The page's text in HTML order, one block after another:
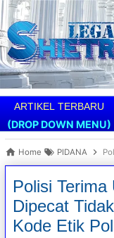
(DROP DOWN MENU)
Home PIDANA
Polisi Terima
Dipecat
Kode Etik